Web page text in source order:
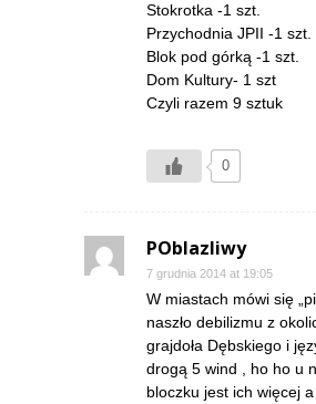
Stokrotka -1 szt.
Przychodnia JPII -1 szt.
Blok pod górką -1 szt.
Dom Kultury- 1 szt
Czyli razem 9 sztuk
0
POblazliwy
7 grudnia 2014 at 19:05
W miastach mówi się
naszło debilizmu z
grajdoła Dębskiego i
drogą 5 wind , ho ho u
bloczku jest ich więcej